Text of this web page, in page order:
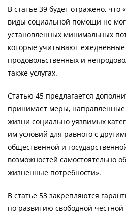
В статье 39 будет отражено, что
виды социальной помощи не
установленных минимальных
которые учитывают ежедневные
продовольственных и
также услугах.
Статью 45 предлагается
принимает меры,
жизни социально уязвимых
им условий для равного с
общественной и
возможностей самостоятельно
жизненные потребности».
В статье 53 закрепляются
по развитию свободной